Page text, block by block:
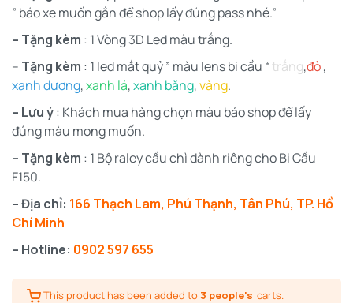
” báo xe muốn gắn để shop lấy đúng pass nhé.”
– Tặng kèm : 1 Vòng 3D Led màu trắng.
– Tặng kèm : 1 led mắt quỷ ” màu lens bi cầu “ trắng,đỏ,
xanh dương,xanh lá,xanh băng,vàng.
– Lưu ý: Khách mua hàng chọn màu báo shop để lấy
đúng màu mong muốn.
– Tặng kèm : 1 Bộ raley cầu chì dành riêng cho Bi Cầu
F150.
– Địa chỉ: 166 Thạch Lam, Phú Thạnh, Tân Phú, TP. Hồ
Chí Minh
– Hotline: 0902 597 655
This product has been added to 3 people's carts.